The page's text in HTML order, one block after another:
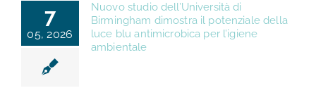
7
05, 2026
Nuovo studio dell’Università di
Birmingham dimostra il potenziale della
luce blu antimicrobica per l’igiene
ambientale